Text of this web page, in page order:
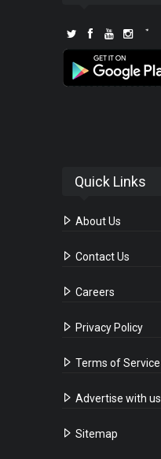
Quick Links
About Us
Contact Us
Careers
Privacy Policy
Terms of Service
Advertise with us
Sitemap